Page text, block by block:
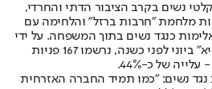
נשים בקרב הציבור הדתי והחרדי,
מלחמת "חרבות ברזל" והלחימה עם
כנגד נשים בתוך המשפחה. על ידי
העמותה, לאחר מבצע "עם כלביא" ביוני לפני כשנה, נרשמו 167 פניות
נגד נשים: "כמו תמיד החברה האזרחית